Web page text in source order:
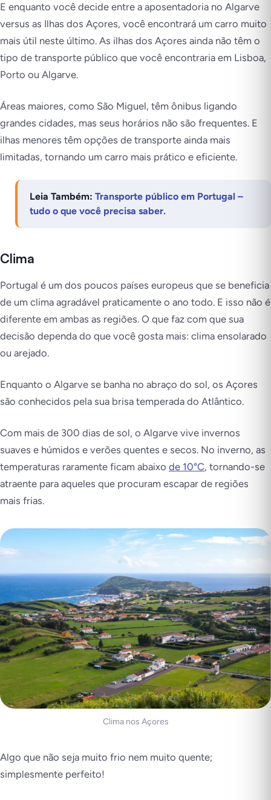
E enquanto você decide entre a aposentadoria no Algarve
versus as Ilhas dos Açores, você encontrará um carro muito
mais útil neste último. As ilhas dos Açores ainda não têm o
tipo de transporte público que você encontraria em Lisboa,
Porto ou Algarve.
Áreas maiores, como São Miguel, têm ônibus ligando
grandes cidades, mas seus horários não são frequentes. E
ilhas menores têm opções de transporte ainda mais
limitadas, tornando um carro mais prático e eficiente.
Leia Também: Transporte público em Portugal –
tudo o que você precisa saber.
Clima
Portugal é um dos poucos países europeus que se beneficia
de um clima agradável praticamente o ano todo. E isso não é
diferente em ambas as regiões. O que faz com que sua
decisão dependa do que você gosta mais: clima ensolarado
ou arejado.
Enquanto o Algarve se banha no abraço do sol, os Açores
são conhecidos pela sua brisa temperada do Atlântico.
Com mais de 300 dias de sol, o Algarve vive invernos
suaves e húmidos e verões quentes e secos. No inverno, as
temperaturas raramente ficam abaixo de 10°C, tornando-se
atraente para aqueles que procuram escapar de regiões
mais frias.
Clima nos Açores
Algo que não seja muito frio nem muito quente;
simplesmente perfeito!